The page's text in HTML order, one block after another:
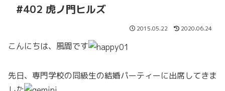
#402 虎ノ門ヒルズ
2015.05.22 2020.06.24
こんにちは、風間です
先日、専門学校の同級生の結婚パーティーに出席してきま